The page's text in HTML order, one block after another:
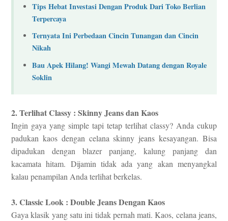
Tips Hebat Investasi Dengan Produk Dari Toko Berlian
Terpercaya
Ternyata Ini Perbedaan Cincin Tunangan dan Cincin
Nikah
Bau Apek Hilang! Wangi Mewah Datang dengan Royale
Soklin
2. Terlihat Classy : Skinny Jeans dan Kaos
Ingin gaya yang simple tapi tetap terlihat classy? Anda cukup
padukan kaos dengan celana skinny jeans kesayangan. Bisa
dipadukan dengan blazer panjang, kalung panjang dan
kacamata hitam. Dijamin tidak ada yang akan menyangkal
kalau penampilan Anda terlihat berkelas.
3. Classic Look : Double Jeans Dengan Kaos
Gaya klasik yang satu ini tidak pernah mati. Kaos, celana jeans,